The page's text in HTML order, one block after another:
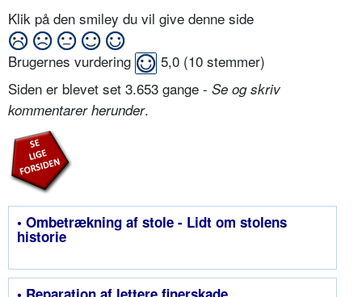
Klik på den smiley du vil give denne side
Brugernes vurdering 5,0 (10 stemmer)
Siden er blevet set 3.653 gange - Se og skriv
kommentarer herunder.
• Ombetrækning af stole - Lidt om stolens
historie